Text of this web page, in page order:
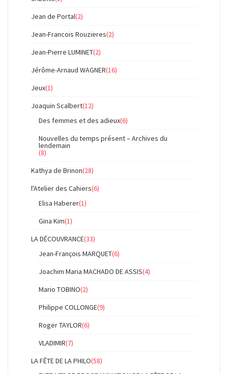
Jean de Portal(2)
Jean-Francois Rouzieres(2)
Jean-Pierre LUMINET(2)
Jérôme-Arnaud WAGNER(16)
Jeux(1)
Joaquin Scalbert(12)
Des femmes et des adieux(6)
Nouvelles du temps présent – Archives du
lendemain
(8)
Kathya de Brinon(28)
l'Atelier des Cahiers(6)
Elisa Haberer(1)
Gina Kim(1)
LA DÉCOUVRANCE(33)
Jean-François MARQUET(6)
Joachim Maria MACHADO DE ASSIS(4)
Mario TOBINO(2)
Philippe COLLONGE(9)
Roger TAYLOR(6)
VLADIMIR(7)
LA FÊTE DE LA PHILO(58)